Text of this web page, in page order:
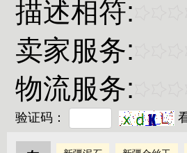
描述相符:
卖家服务:
物流服务:
验证码：